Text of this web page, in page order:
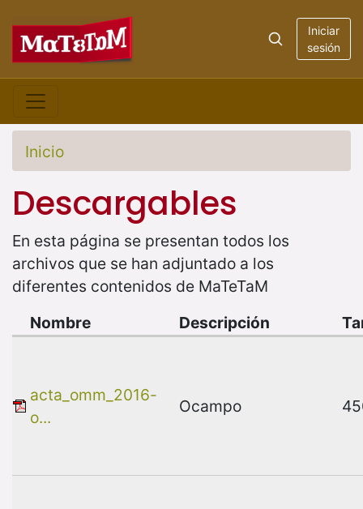
Iniciar
sesión
Inicio
Descargables
En esta página se presentan todos los
archivos que se han adjuntado a los
diferentes contenidos de MaTeTaM
Nombre Descripción
acta_omm_2016-
o...
Ocampo